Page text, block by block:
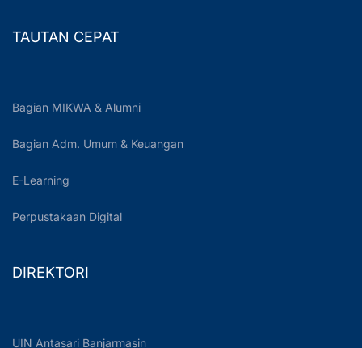
TAUTAN CEPAT
Bagian MIKWA & Alumni
Bagian Adm. Umum & Keuangan
E-Learning
Perpustakaan Digital
DIREKTORI
UIN Antasari Banjarmasin